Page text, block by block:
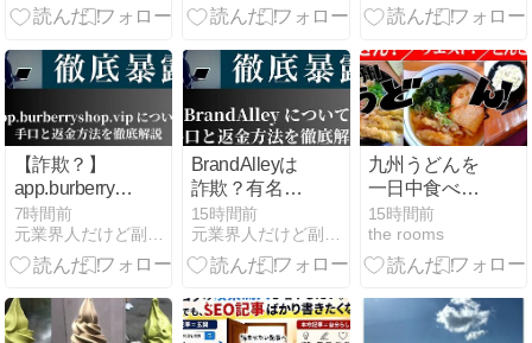
欺？出金でき
理由と実態を
暴露
能性（MINA）
族がいたから
った
【詐欺？】
app.burberryshop.vip
の評判と出金
できない実態
を元業者が暴
は危険な投資
詐欺か？
7時間前
BrandAlleyは
詐欺？有名求
人メールの裏
側と出金でき
ない被害の実
暴露
15時間前
九州うどんを
一日中食べ続
けてみた
15時間前
the rooms